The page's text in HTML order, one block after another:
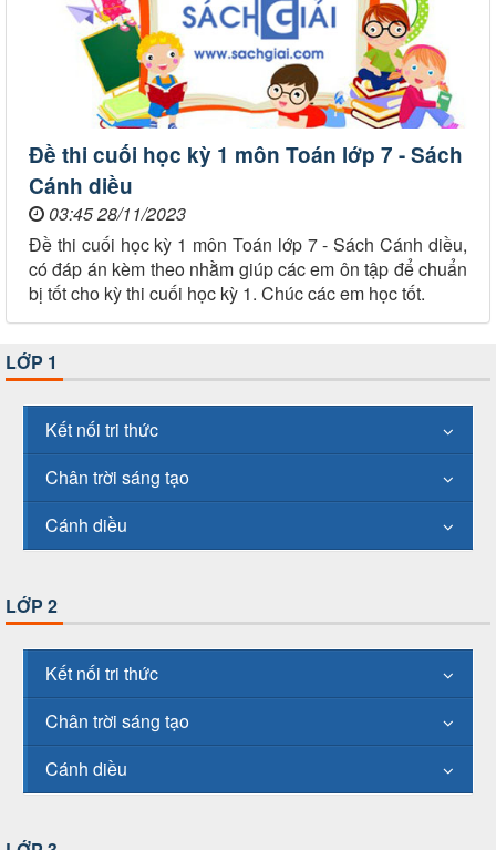
Đề thi cuối học kỳ 1 môn Toán lớp 7 - Sách
Cánh diều
03:45 28/11/2023
Đề thi cuối học kỳ 1 môn Toán lớp 7 - Sách Cánh diều,
có đáp án kèm theo nhằm giúp các em ôn tập để chuẩn
bị tốt cho kỳ thi cuối học kỳ 1. Chúc các em học tốt.
LỚP 1
Kết nối tri thức
Chân trời sáng tạo
Cánh diều
LỚP 2
Kết nối tri thức
Chân trời sáng tạo
Cánh diều